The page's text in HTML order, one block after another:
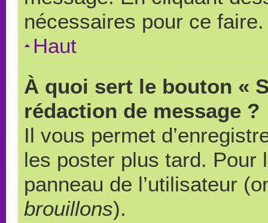
nécessaires pour ce faire.
Haut
À quoi sert le bouton «
rédaction de message ?
Il vous permet
les poster plus tard. Pour
panneau de l’utilisateur
brouillons).